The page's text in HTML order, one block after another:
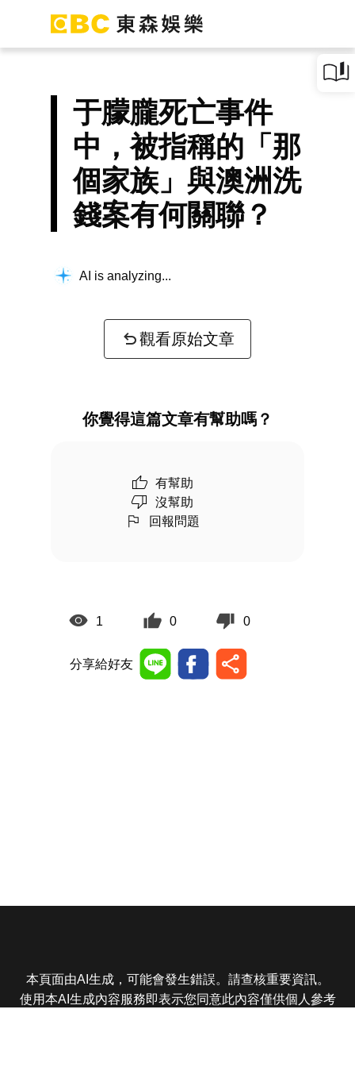
于朦朧死亡事件
中，被指稱的「那
個家族」與澳洲洗
錢案有何關聯？
Thinking about your question...
觀看原始文章
你覺得這篇文章有幫助嗎？
有幫助
沒幫助
回報問題
1 0 0
分享給好友
本頁面由AI生成，可能會發生錯誤。請查核重要資訊。
使用本AI生成內容服務即表示您同意此內容僅供個人參考